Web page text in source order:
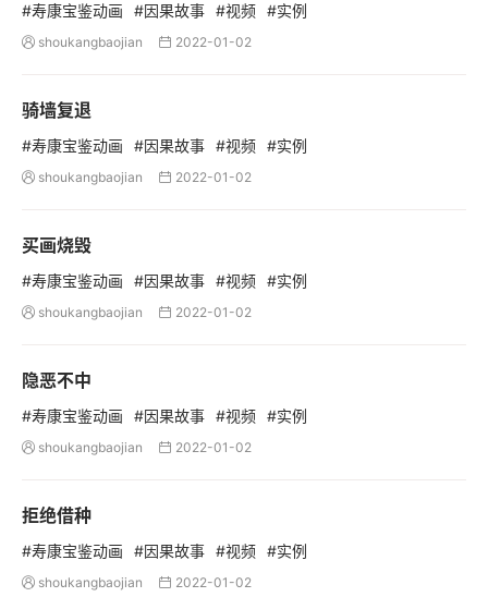
#寿康宝鉴动画 #因果故事 #视频 #实例
 shoukangbaojian  2022-01-02
骑墙复退
#寿康宝鉴动画 #因果故事 #视频 #实例
 shoukangbaojian  2022-01-02
买画烧毁
#寿康宝鉴动画 #因果故事 #视频 #实例
 shoukangbaojian  2022-01-02
隐恶不中
#寿康宝鉴动画 #因果故事 #视频 #实例
 shoukangbaojian  2022-01-02
拒绝借种
#寿康宝鉴动画 #因果故事 #视频 #实例
 shoukangbaojian  2022-01-02